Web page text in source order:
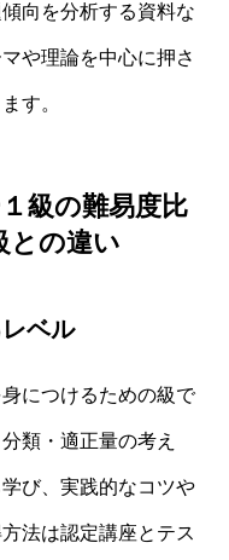
向を分析する資料な
や理論を中心に押さ
す。
級の難易度比
との違い
ベル
につけるための級で
類・適正量の考え
び、実践的なコツや
法は認定講座とテス